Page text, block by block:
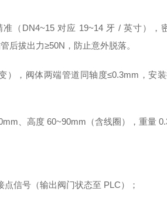
（DN4~15 对应 19~14 牙 / 英寸），
后拔出力≥50N，防止意外脱落。
，阀体两端管道同轴度≤0.3mm，安
、高度 60~90mm（含线圈），重量
信号（输出阀门状态至 PLC）；